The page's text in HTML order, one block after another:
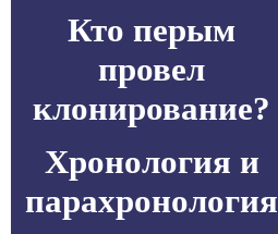
Кто перым
провел
клонирование?
Хронология и
парахронология